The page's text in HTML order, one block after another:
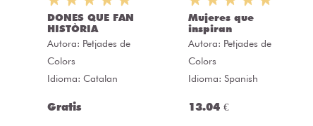
DONES QUE FAN
HISTÒRIA
Autora: Petjades de
Colors
Idioma: Catalan
Gratis
Mujeres que
inspiran
Autora: Petjades de
Colors
Idioma: Spanish
13.04 €